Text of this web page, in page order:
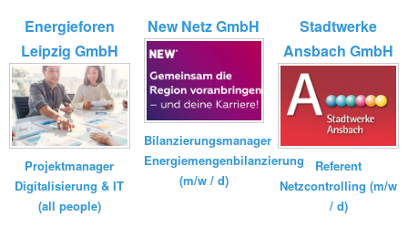
Energieforen
Leipzig GmbH
Projektmanager
Digitalisierung & IT
(all people)
New Netz GmbH
Bilanzierungsmanager
Energiemengenbilanzierung
(m/w / d)
Stadtwerke
Ansbach GmbH
Referent
Netzcontrolling (m/w
/ d)